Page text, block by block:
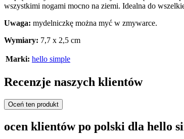
wszystkimi nogami mocno na ziemi. Idealna do
Uwaga: mydelniczkę można myć w zmywarce.
Wymiary: 7,7 x 2,5 cm
Marki: hello simple
Recenzje naszych klientów
Oceń ten produkt
ocen klientów po polski dla hello